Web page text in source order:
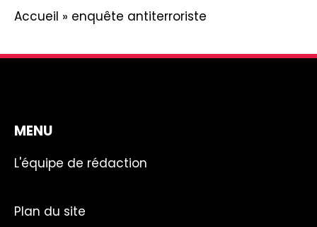
Accueil » enquête antiterroriste
MENU
L'équipe de rédaction
Plan du site